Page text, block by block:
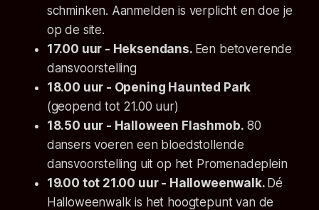
schminken. Aanmelden is verplicht en doe je
op de site.
17.00 uur - Heksendans. Een betoverende
dansvoorstelling
18.00 uur - Opening Haunted Park
(geopend tot 21.00 uur)
18.50 uur - Halloween Flashmob. 80
dansers voeren een bloedstollende
dansvoorstelling uit op het Promenadeplein
19.00 tot 21.00 uur - Halloweenwalk. Dé
Halloweenwalk is het hoogtepunt van de